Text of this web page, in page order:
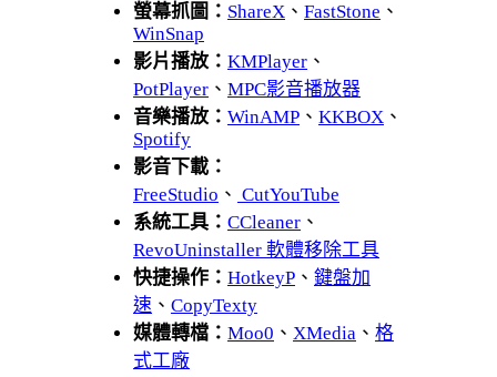
螢幕抓圖： ShareX 、 FastStone 、
WinSnap
影片播放： KMPlayer 、
PotPlayer 、 MPC影音播放器
音樂播放： WinAMP 、 KKBOX 、
Spotify
影音下載：
FreeStudio 、 CutYouTube
系統工具： CCleaner 、
RevoUninstaller 軟體移除工具
快捷操作： HotkeyP 、 鍵盤加
速 、 CopyTexty
媒體轉檔： Moo0 、 XMedia 、 格
式工廠